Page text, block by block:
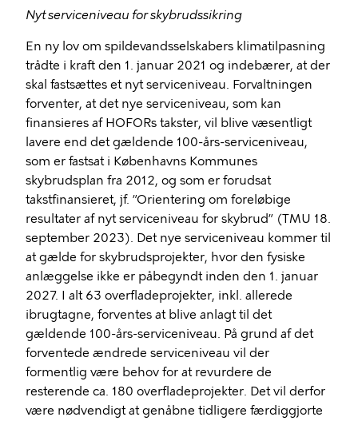
Nyt serviceniveau for skybrudssikring
En ny lov om spildevandsselskabers klimatilpasning
trådte i kraft den 1. januar 2021 og indebærer, at der
skal fastsættes et nyt serviceniveau. Forvaltningen
forventer, at det nye serviceniveau, som kan
finansieres af HOFORs takster, vil blive væsentligt
lavere end det gældende 100-års-serviceniveau,
som er fastsat i Københavns Kommunes
skybrudsplan fra 2012, og som er forudsat
takstfinansieret, jf. ”Orientering om foreløbige
resultater af nyt serviceniveau for skybrud” (TMU 18.
september 2023). Det nye serviceniveau kommer til
at gælde for skybrudsprojekter, hvor den fysiske
anlæggelse ikke er påbegyndt inden den 1. januar
2027. I alt 63 overfladeprojekter, inkl. allerede
ibrugtagne, forventes at blive anlagt til det
gældende 100-års-serviceniveau. På grund af det
forventede ændrede serviceniveau vil der
formentlig være behov for at revurdere de
resterende ca. 180 overfladeprojekter. Det vil derfor
være nødvendigt at genåbne tidligere færdiggjorte